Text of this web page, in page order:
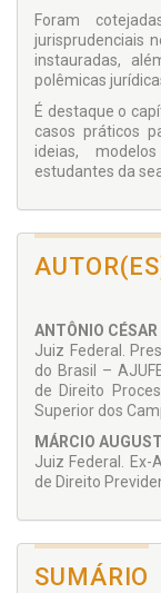
Foram
jurisprudenciais
instauradas,
polêmicas
É destaque o
casos práticos
ideias,
estudantes da
ANTÔNIO
Juiz Federal.
do Brasil –
de Direito
Superior dos
MÁRCIO
Juiz Federal. Ex-
de Direito
SUMÁRIO